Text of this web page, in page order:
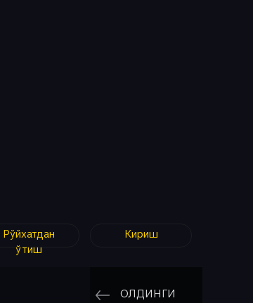
Рўйхатдан
ўтиш
Кириш
ОЛДИНГИ